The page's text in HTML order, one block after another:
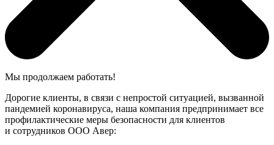
Мы продолжаем работать!
Дорогие клиенты, в связи с непростой ситуацией, вызванной
пандемией коронавируса, наша компания предпринимает все
профилактические меры безопасности для клиентов
и сотрудников ООО Авер: